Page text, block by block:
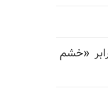
«خشم